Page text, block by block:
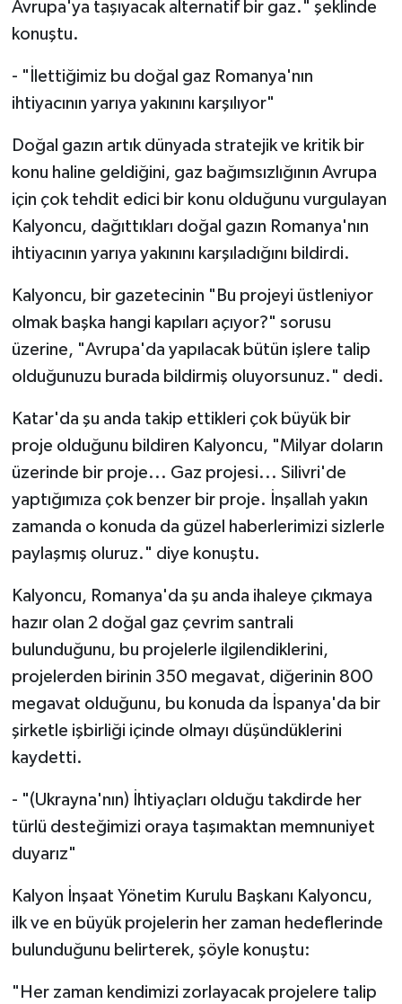
Avrupa'ya taşıyacak alternatif bir gaz." şeklinde
konuştu.
- "İlettiğimiz bu doğal gaz Romanya'nın
ihtiyacının yarıya yakınını karşılıyor"
Doğal gazın artık dünyada stratejik ve kritik bir
konu haline geldiğini, gaz bağımsızlığının Avrupa
için çok tehdit edici bir konu olduğunu vurgulayan
Kalyoncu, dağıttıkları doğal gazın Romanya'nın
ihtiyacının yarıya yakınını karşıladığını bildirdi.
Kalyoncu, bir gazetecinin "Bu projeyi üstleniyor
olmak başka hangi kapıları açıyor?" sorusu
üzerine, "Avrupa'da yapılacak bütün işlere talip
olduğunuzu burada bildirmiş oluyorsunuz." dedi.
Katar'da şu anda takip ettikleri çok büyük bir
proje olduğunu bildiren Kalyoncu, "Milyar doların
üzerinde bir proje... Gaz projesi... Silivri'de
yaptığımıza çok benzer bir proje. İnşallah yakın
zamanda o konuda da güzel haberlerimizi sizlerle
paylaşmış oluruz." diye konuştu.
Kalyoncu, Romanya'da şu anda ihaleye çıkmaya
hazır olan 2 doğal gaz çevrim santrali
bulunduğunu, bu projelerle ilgilendiklerini,
projelerden birinin 350 megavat, diğerinin 800
megavat olduğunu, bu konuda da İspanya'da bir
şirketle işbirliği içinde olmayı düşündüklerini
kaydetti.
- "(Ukrayna'nın) İhtiyaçları olduğu takdirde her
türlü desteğimizi oraya taşımaktan memnuniyet
duyarız"
Kalyon İnşaat Yönetim Kurulu Başkanı Kalyoncu,
ilk ve en büyük projelerin her zaman hedeflerinde
bulunduğunu belirterek, şöyle konuştu:
"Her zaman kendimizi zorlayacak projelere talip